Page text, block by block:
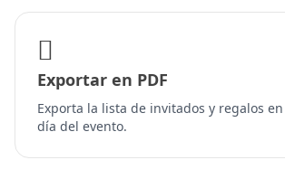
Exportar en PDF
Exporta la lista de invitados y regalos en
día del evento.